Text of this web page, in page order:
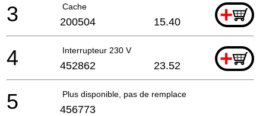
Cache +
3 200504 15.40
Interrupteur 230 V +
4 452862 23.52
Plus disponible, pas de remplacement
5 456773